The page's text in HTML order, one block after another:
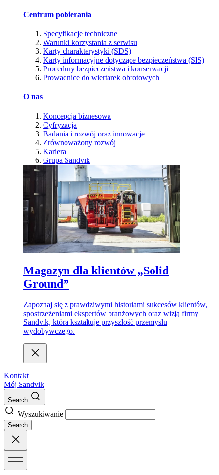
Centrum pobierania
Specyfikacje techniczne
Warunki korzystania z serwisu
Karty charakterystyki (SDS)
Karty informacyjne dotyczące bezpieczeństwa (SIS)
Procedury bezpieczeństwa i konserwacji
Prowadnice do wiertarek obrotowych
O nas
Koncepcja biznesowa
Cyfryzacja
Badania i rozwój oraz innowacje
Zrównoważony rozwój
Kariera
Grupa Sandvik
Magazyn dla klientów „Solid
Ground”
Zapoznaj się z prawdziwymi historiami sukcesów klientów,
spostrzeżeniami ekspertów branżowych oraz wizją firmy
Sandvik, która kształtuje przyszłość przemysłu
wydobywczego.
Kontakt
Mój Sandvik
Search
Wyszukiwanie
Search